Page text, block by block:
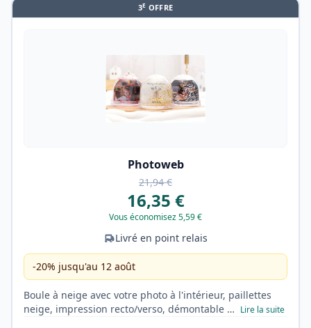
3E OFFRE
Photoweb
21,94 €
16,35 €
Vous économisez 5,59 €
Livré en point relais
-20% jusqu'au 12 août
Boule à neige avec votre photo à l'intérieur, paillettes
neige, impression recto/verso, démontable … Lire la suite